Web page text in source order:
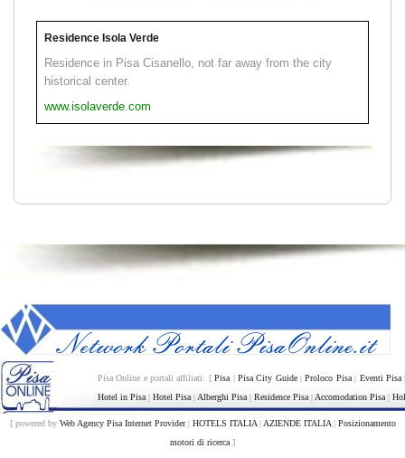
Residence Isola Verde
Residence in Pisa Cisanello, not far away from the city
historical center.
www.isolaverde.com
Pisa Online e portali affiliati: [Pisa | Pisa City Guide|Proloco Pisa| Eventi Pisa
Hotel in Pisa | Hotel Pisa | Alberghi Pisa | Residence Pisa | Accomodation Pisa |
[ powered by Web Agency Pisa Internet Provider| HOTELS ITALIA| AZIENDE ITALIA| Posizionamento
motori di ricerca ]